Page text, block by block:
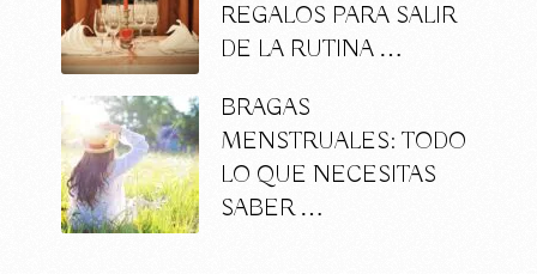
REGALOS PARA SALIR
DE LA RUTINA …
BRAGAS
MENSTRUALES: TODO
LO QUE NECESITAS
SABER …